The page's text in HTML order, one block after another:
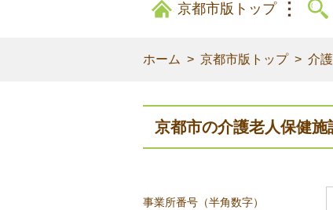
京都市版トップ
ホーム 京都市版トップ 介
京都市の介護老人保健
事業所番号（半角数字）